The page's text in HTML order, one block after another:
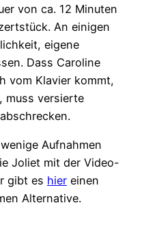
von ca. 12 Minuten
An einigen
eigene
Dass Caroline
vom Klavier kommt,
muss versierte
Aufnahmen
Joliet mit der Video-
gibt es hier einen
Alternative.